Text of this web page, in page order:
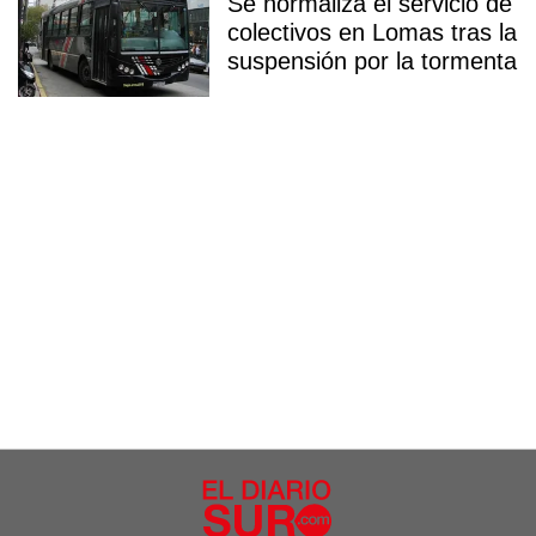
colectivos en Lomas tras la
suspensión por la tormenta